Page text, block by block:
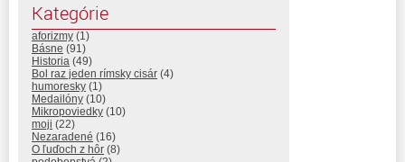
Kategórie
aforizmy (1)
Básne (91)
Historia (49)
Bol raz jeden rímsky cisár (4)
humoresky (1)
Medailóny (10)
Mikropoviedky (10)
moji (22)
Nezaradené (16)
O ľuďoch z hôr (8)